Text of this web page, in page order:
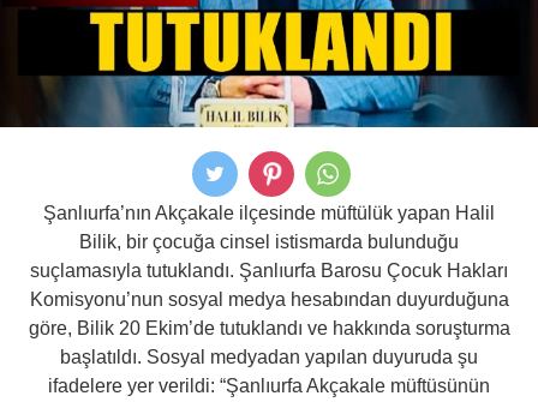
Şanlıurfa’nın Akçakale ilçesinde müftülük yapan Halil
Bilik, bir çocuğa cinsel istismarda bulunduğu
suçlamasıyla tutuklandı. Şanlıurfa Barosu Çocuk Hakları
Komisyonu’nun sosyal medya hesabından duyurduğuna
göre, Bilik 20 Ekim’de tutuklandı ve hakkında soruşturma
başlatıldı. Sosyal medyadan yapılan duyuruda şu
ifadelere yer verildi: “Şanlıurfa Akçakale müftüsünün